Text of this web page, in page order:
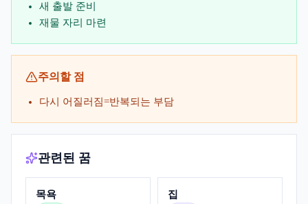
새 출발 준비
재물 자리 마련
주의할 점
다시 어질러짐=반복되는 부담
관련된 꿈
목욕 집